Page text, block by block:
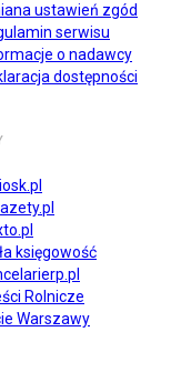
ustawień zgód
serwisu
o nadawcy
dostępności
księgowość
Rolnicze
Warszawy